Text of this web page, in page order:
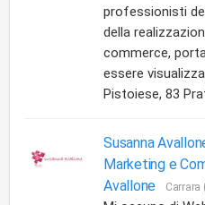
professionisti
della
commerce,
essere
Pistoiese, 83
Susanna
Marketing e
Avallone
Carrara